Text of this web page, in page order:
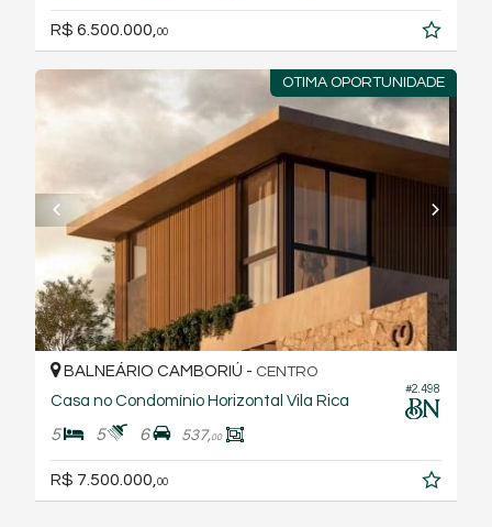
R$ 6.500.000, 00
OTIMA OPORTUNIDADE
#2.498
BALNEÁRIO CAMBORIÚ - CENTRO
Casa no Condomínio Horizontal Vila Rica
5 5 6 537,00
R$ 7.500.000, 00